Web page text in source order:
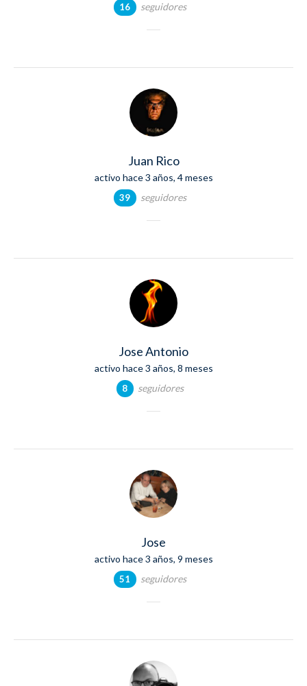
16 seguidores
Juan Rico
activo hace 3 años, 4 meses
39 seguidores
Jose Antonio
activo hace 3 años, 8 meses
8 seguidores
Jose
activo hace 3 años, 9 meses
51 seguidores